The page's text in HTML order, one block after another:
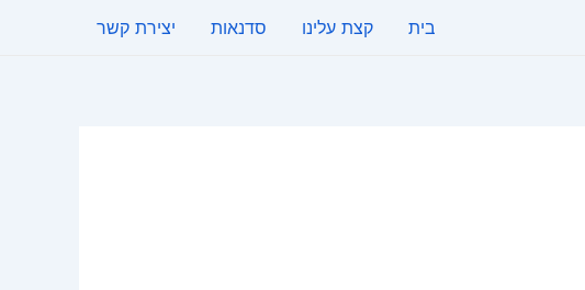
בית קצת עלינו סדנאות יצירת קשר